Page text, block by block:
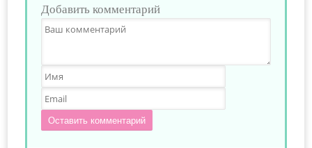
Добавить комментарий
Оставить комментарий